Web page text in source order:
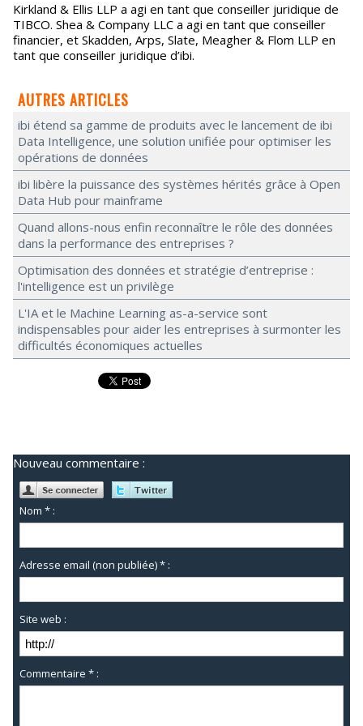
Kirkland & Ellis LLP a agi en tant que conseiller juridique de
TIBCO. Shea & Company LLC a agi en tant que conseiller
financier, et Skadden, Arps, Slate, Meagher & Flom LLP en
tant que conseiller juridique d’ibi.
AUTRES ARTICLES
ibi étend sa gamme de produits avec le lancement de ibi
Data Intelligence, une solution unifiée pour optimiser les
opérations de données
ibi libère la puissance des systèmes hérités grâce à Open
Data Hub pour mainframe
Quand allons-nous enfin reconnaître le rôle des données
dans la performance des entreprises ?
Optimisation des données et stratégie d’entreprise :
l'intelligence est un privilège
L'IA et le Machine Learning as-a-service sont
indispensables pour aider les entreprises à surmonter les
difficultés économiques actuelles
Nouveau commentaire :
Nom * :
Adresse email (non publiée) * :
Site web :
Commentaire * :